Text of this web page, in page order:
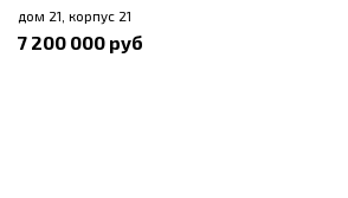
дом 21, корпус 21
7 200 000 руб